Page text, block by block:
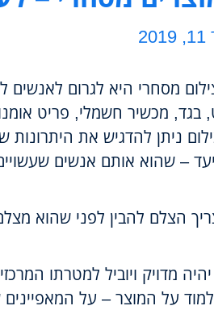
מסחרי היא לגרום לאנשים
בגד, מכשיר חשמלי, פריט
ניתן להדגיש את היתרונות
– שהוא אותם אנשים
הצלם להבין לפני שהוא
מדויק ויוביל למטרתו
על המוצר – על